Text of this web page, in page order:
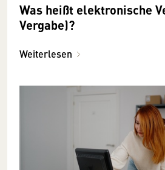
Was heißt elektronische
Vergabe)?
Weiterlesen